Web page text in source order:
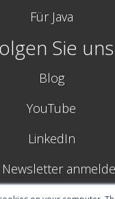
Für Java
Sie uns
Blog
YouTube
LinkedIn
Newsletter